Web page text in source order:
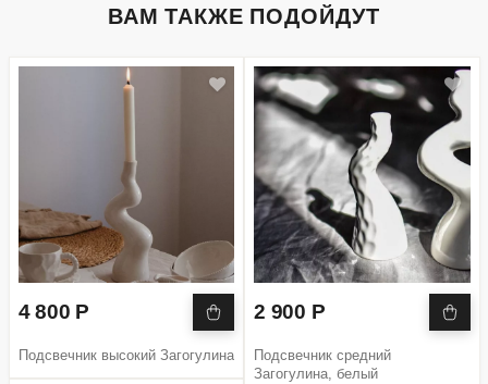
ВАМ ТАКЖЕ ПОДОЙДУТ
4 800 Р
Подсвечник высокий Загогулина
2 900 Р
Подсвечник средний
Загогулина, белый